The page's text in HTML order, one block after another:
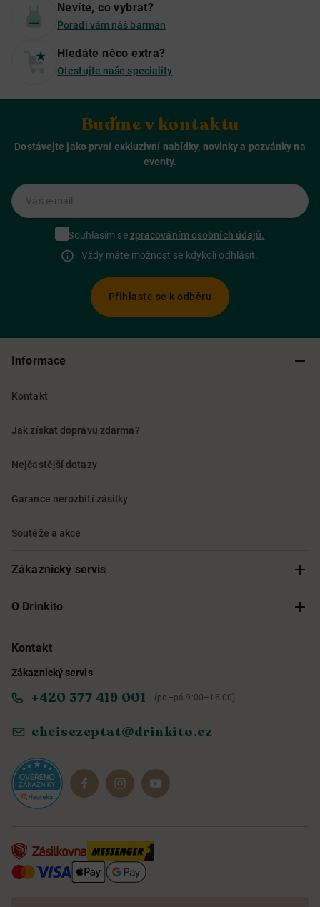
Nevíte, co vybrat?
Poradí vám náš barman
Hledáte něco extra?
Otestujte naše speciality
Buďme v kontaktu
Dostávejte jako první exkluzivní nabídky, novinky a pozvánky na
eventy.
Váš e-mail
Souhlasím sezpracováním osobních údajů.
Vždy máte možnost se kdykoli odhlásit.
Přihlaste se k odběru
Informace
Kontakt
Jak získat dopravu zdarma?
Nejčastější dotazy
Garance nerozbití zásilky
Soutěže a akce
Zákaznický servis
Sledování objednávky
Obchodní podmínky
Ochrana osobních údajů
Reklamace a vrácení
O Drinkito
O nás
Informace o přístupnosti služby
Dárkové sady
Kontakt
Zákaznický servis
+420 377 419 001 (po–pá 9:00–16:00)
chcisezeptat@drinkito.cz